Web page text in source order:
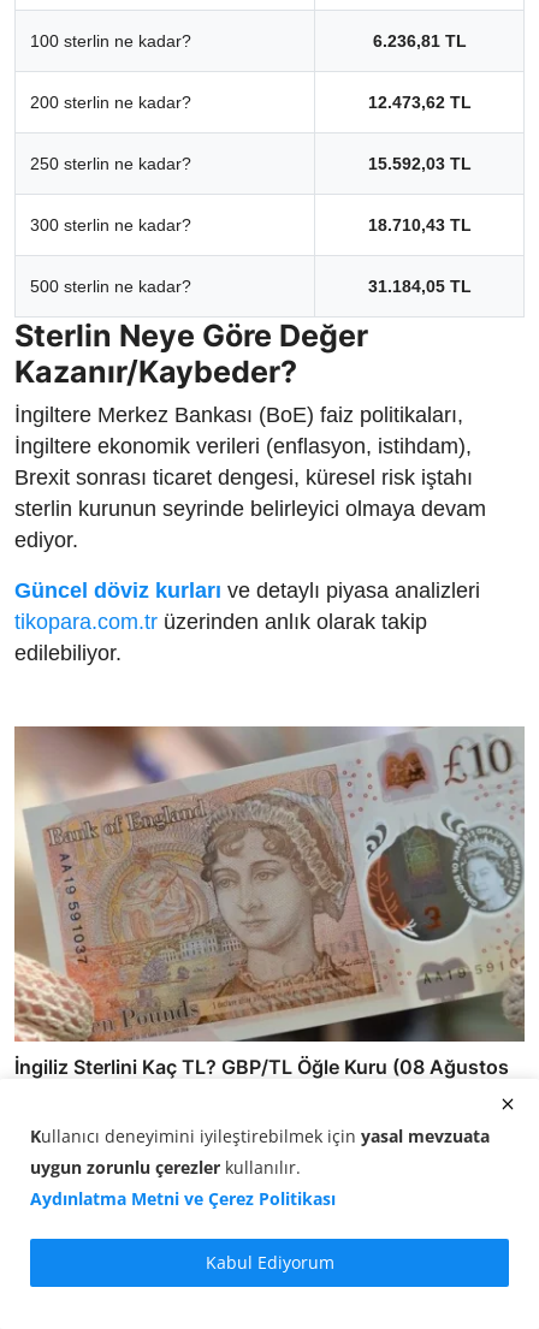
100 sterlin ne kadar? 6.236,81 TL
200 sterlin ne kadar? 12.473,62 TL
250 sterlin ne kadar? 15.592,03 TL
300 sterlin ne kadar? 18.710,43 TL
500 sterlin ne kadar? 31.184,05 TL
Sterlin Neye Göre Değer
Kazanır/Kaybeder?
İngiltere Merkez Bankası (BoE) faiz politikaları,
İngiltere ekonomik verileri (enflasyon, istihdam),
Brexit sonrası ticaret dengesi, küresel risk iştahı
sterlin kurunun seyrinde belirleyici olmaya devam
ediyor.
Güncel döviz kurları ve detaylı piyasa analizleri
tikopara.com.tr üzerinden anlık olarak takip
edilebiliyor.
İngiliz Sterlini Kaç TL? GBP/TL Öğle Kuru (08 Ağustos
08.08.2026 12:50
Kullanıcı deneyimini iyileştirebilmek için yasal mevzuata
uygun zorunlu çerezler kullanılır.
Aydınlatma Metni ve Çerez Politikası
Kabul Ediyorum